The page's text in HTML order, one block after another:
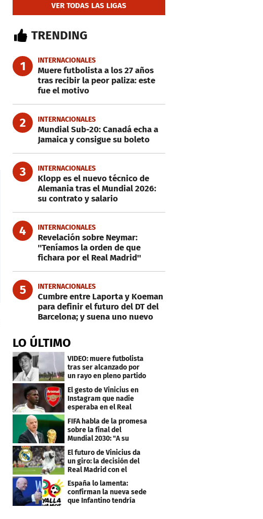
VER TODAS LAS LIGAS
TRENDING
1 INTERNACIONALES
Muere futbolista a los 27 años
tras recibir la peor paliza: este
fue el motivo
2 INTERNACIONALES
Mundial Sub-20: Canadá echa a
Jamaica y consigue su boleto
3 INTERNACIONALES
Klopp es el nuevo técnico de
Alemania tras el Mundial 2026:
su contrato y salario
4 INTERNACIONALES
Revelación sobre Neymar:
''Teníamos la orden de que
fichara por el Real Madrid''
5 INTERNACIONALES
Cumbre entre Laporta y Koeman
para definir el futuro del DT del
Barcelona; y suena uno nuevo
LO ÚLTIMO
VIDEO: muere futbolista
tras ser alcanzado por
un rayo en pleno partido
El gesto de Vinicius en
Instagram que nadie
esperaba en el Real
FIFA habla de la promesa
sobre la final del
Mundial 2030: "A su
debido tiempo"
El futuro de Vinicius da
un giro: la decisión del
Real Madrid con el
brasileño
España lo lamenta:
confirman la nueva sede
que Infantino tendría